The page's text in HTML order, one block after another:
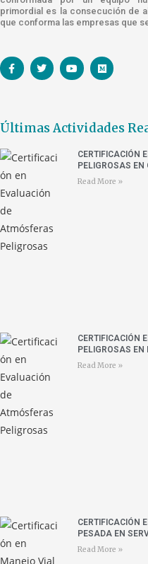
primordial es la consecución de
que conforma las empresas que
Últimas Actividades
CERTIFICACIÓN
PELIGROSAS EN
Read More »
CERTIFICACIÓN
PELIGROSAS EN
Read More »
CERTIFICACIÓN
PESADA EN
Read More »